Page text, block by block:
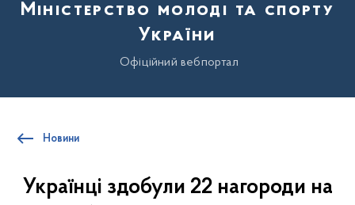
Міністерство молоді та спорту
України
Офіційний вебпортал
Новини
Українці здобули 22 нагороди на